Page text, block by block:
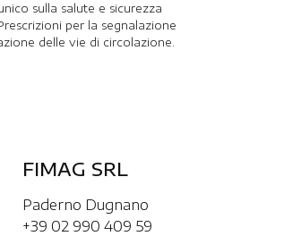
sulla salute e sicurezza
per la segnalazione
delle vie di circolazione.
FIMAG SRL
Paderno Dugnano
+39 02 990 409 59